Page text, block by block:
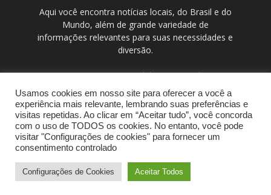
Aqui você encontra notícias locais, do Brasil e do
Mundo, além de grande variedade de
informações relevantes para suas necessidades e
diversão.
Contato:contato@odebateon.com.br /
comercia@odebateon.com.br
© Portal de Notícias ODEBATEON
Usamos cookies em nosso site para oferecer a você a
experiência mais relevante, lembrando suas preferências e
visitas repetidas. Ao clicar em “Aceitar tudo”, você concorda
com o uso de TODOS os cookies. No entanto, você pode
visitar "Configurações de cookies" para fornecer um
consentimento controlado
Configurações de Cookies Aceitar Todos